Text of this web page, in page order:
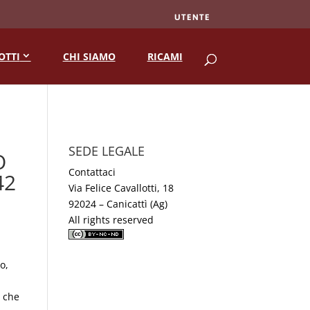
UTENTE
CHI SIAMO RICAMI
SEDE LEGALE
Contattaci
Via Felice Cavallotti, 18
92024 – Canicattì (Ag)
All rights reserved